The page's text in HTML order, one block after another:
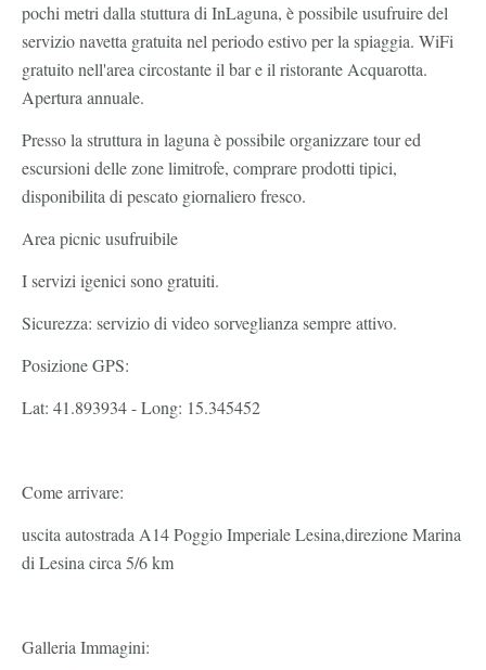
pochi metri dalla stuttura di InLaguna, è possibile usufruire del
servizio navetta gratuita nel periodo estivo per la spiaggia. WiFi
gratuito nell'area circostante il bar e il ristorante Acquarotta.
Apertura annuale.
Presso la struttura in laguna è possibile organizzare tour ed
escursioni delle zone limitrofe, comprare prodotti tipici,
disponibilita di pescato giornaliero fresco.
Area picnic usufruibile
I servizi igenici sono gratuiti.
Sicurezza: servizio di video sorveglianza sempre attivo.
Posizione GPS:
Lat: 41.893934 - Long: 15.345452
Come arrivare:
uscita autostrada A14 Poggio Imperiale Lesina,direzione Marina
di Lesina circa 5/6 km
Galleria Immagini: